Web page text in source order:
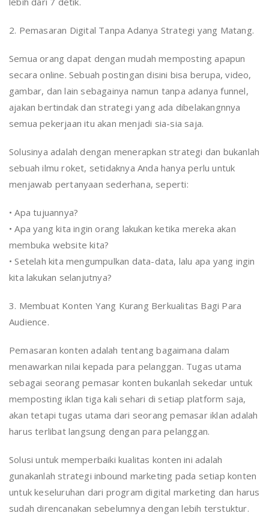
2. Pemasaran Digital Tanpa Adanya Strategi yang Matang.
Semua orang dapat dengan mudah memposting apapun
secara online. Sebuah postingan disini bisa berupa, video,
gambar, dan lain sebagainya namun tanpa adanya funnel,
ajakan bertindak dan strategi yang ada dibelakangnnya
semua pekerjaan itu akan menjadi sia-sia saja.
Solusinya adalah dengan menerapkan strategi dan bukanlah
sebuah ilmu roket, setidaknya Anda hanya perlu untuk
menjawab pertanyaan sederhana, seperti:
• Apa tujuannya?
• Apa yang kita ingin orang lakukan ketika mereka akan
membuka website kita?
• Setelah kita mengumpulkan data-data, lalu apa yang ingin
kita lakukan selanjutnya?
3. Membuat Konten Yang Kurang Berkualitas Bagi Para
Audience.
Pemasaran konten adalah tentang bagaimana dalam
menawarkan nilai kepada para pelanggan. Tugas utama
sebagai seorang pemasar konten bukanlah sekedar untuk
memposting iklan tiga kali sehari di setiap platform saja,
akan tetapi tugas utama dari seorang pemasar iklan adalah
harus terlibat langsung dengan para pelanggan.
Solusi untuk memperbaiki kualitas konten ini adalah
gunakanlah strategi inbound marketing pada setiap konten
untuk keseluruhan dari program digital marketing dan harus
sudah direncanakan sebelumnya dengan lebih terstuktur.